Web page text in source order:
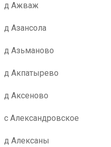
д Ажваж
д Азансола
д Азьманово
д Акпатырево
д Аксеново
с Александровское
д Алексаны